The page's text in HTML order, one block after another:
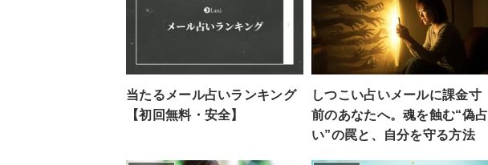
当たるメール占いランキング
【初回無料・安全】
しつこい占いメールに課金寸
前のあなたへ。魂を蝕む“偽占
い”の罠と、自分を守る方法